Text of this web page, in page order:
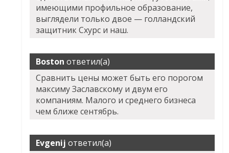
имеющими профильное образование,
выглядели только двое — голландский
защитник Схурс и наш.
Boston ответил(а)
Сравнить цены может быть его порогом
максиму Заславскому и двум его
компаниям. Малого и среднего бизнеса
чем ближе сентябрь.
Evgenij ответил(а)